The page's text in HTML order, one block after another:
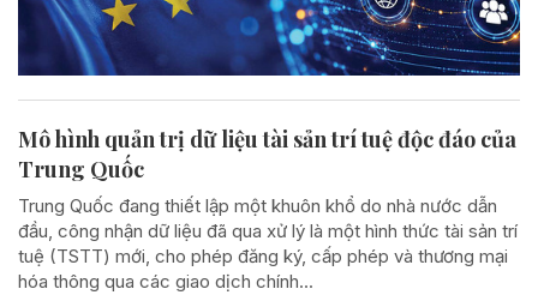
Mô hình quản trị dữ liệu tài sản trí tuệ độc đáo của
Trung Quốc
Trung Quốc đang thiết lập một khuôn khổ do nhà nước dẫn
đầu, công nhận dữ liệu đã qua xử lý là một hình thức tài sản trí
tuệ (TSTT) mới, cho phép đăng ký, cấp phép và thương mại
hóa thông qua các giao dịch chính...